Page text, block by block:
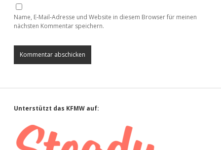
Name, E-Mail-Adresse und Website in diesem Browser für meinen
nächsten Kommentar speichern.
Sidebar
Unterstützt das KFMW auf: